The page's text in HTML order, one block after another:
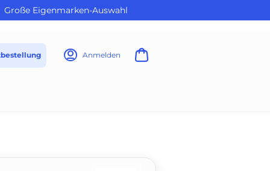
Große Eigenmarken-Auswahl
Anmelden